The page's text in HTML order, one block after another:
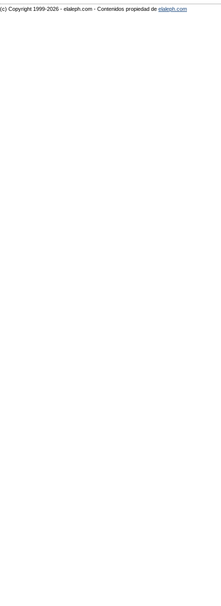
(c) Copyright 1999-2026 - elaleph.com - Contenidos propiedad de elaleph.com